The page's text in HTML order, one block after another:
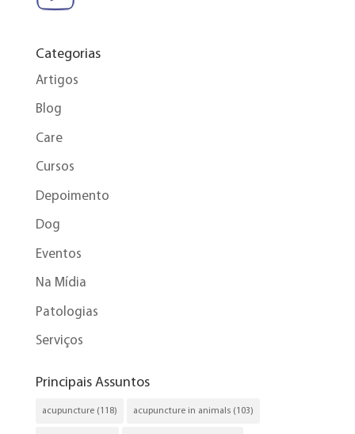
Categorias
Artigos
Blog
Care
Cursos
Depoimento
Dog
Eventos
Na Mídia
Patologias
Serviços
Principais Assuntos
acupuncture(118) acupuncture in animals(103)